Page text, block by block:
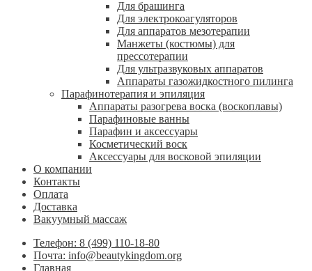
Для брашинга
Для электрокоагуляторов
Для аппаратов мезотерапии
Манжеты (костюмы) для
прессотерапии
Для ультразвуковых аппаратов
Аппараты газожидкостного пилинга
Парафинотерапия и эпиляция
Аппараты разогрева воска (воскоплавы)
Парафиновые ванны
Парафин и аксессуары
Косметический воск
Аксессуары для восковой эпиляции
О компании
Контакты
Оплата
Доставка
Вакуумный массаж
Телефон: 8 (499) 110-18-80
Почта: info@beautykingdom.org
Главная